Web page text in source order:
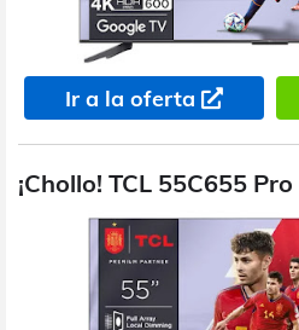
Ir a la oferta
¡Chollo! TCL 55C655